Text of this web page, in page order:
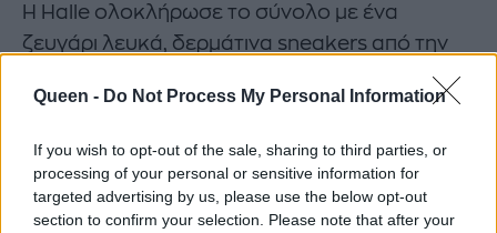
Queen - Do Not Process My Personal Information
If you wish to opt-out of the sale, sharing to third parties, or
processing of your personal or sensitive information for
targeted advertising by us, please use the below opt-out
section to confirm your selection. Please note that after your
Η Halle ολοκλήρωσε το σύνολο με ένα
ζευγάρι λευκά, δερμάτινα sneakers από την
έκλεψαν την παράσταση.